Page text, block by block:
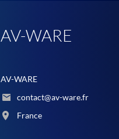
AV-WARE
AV-WARE
contact@av-ware.fr
France